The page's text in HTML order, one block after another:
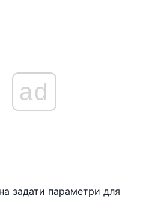
ad
задати параметри для